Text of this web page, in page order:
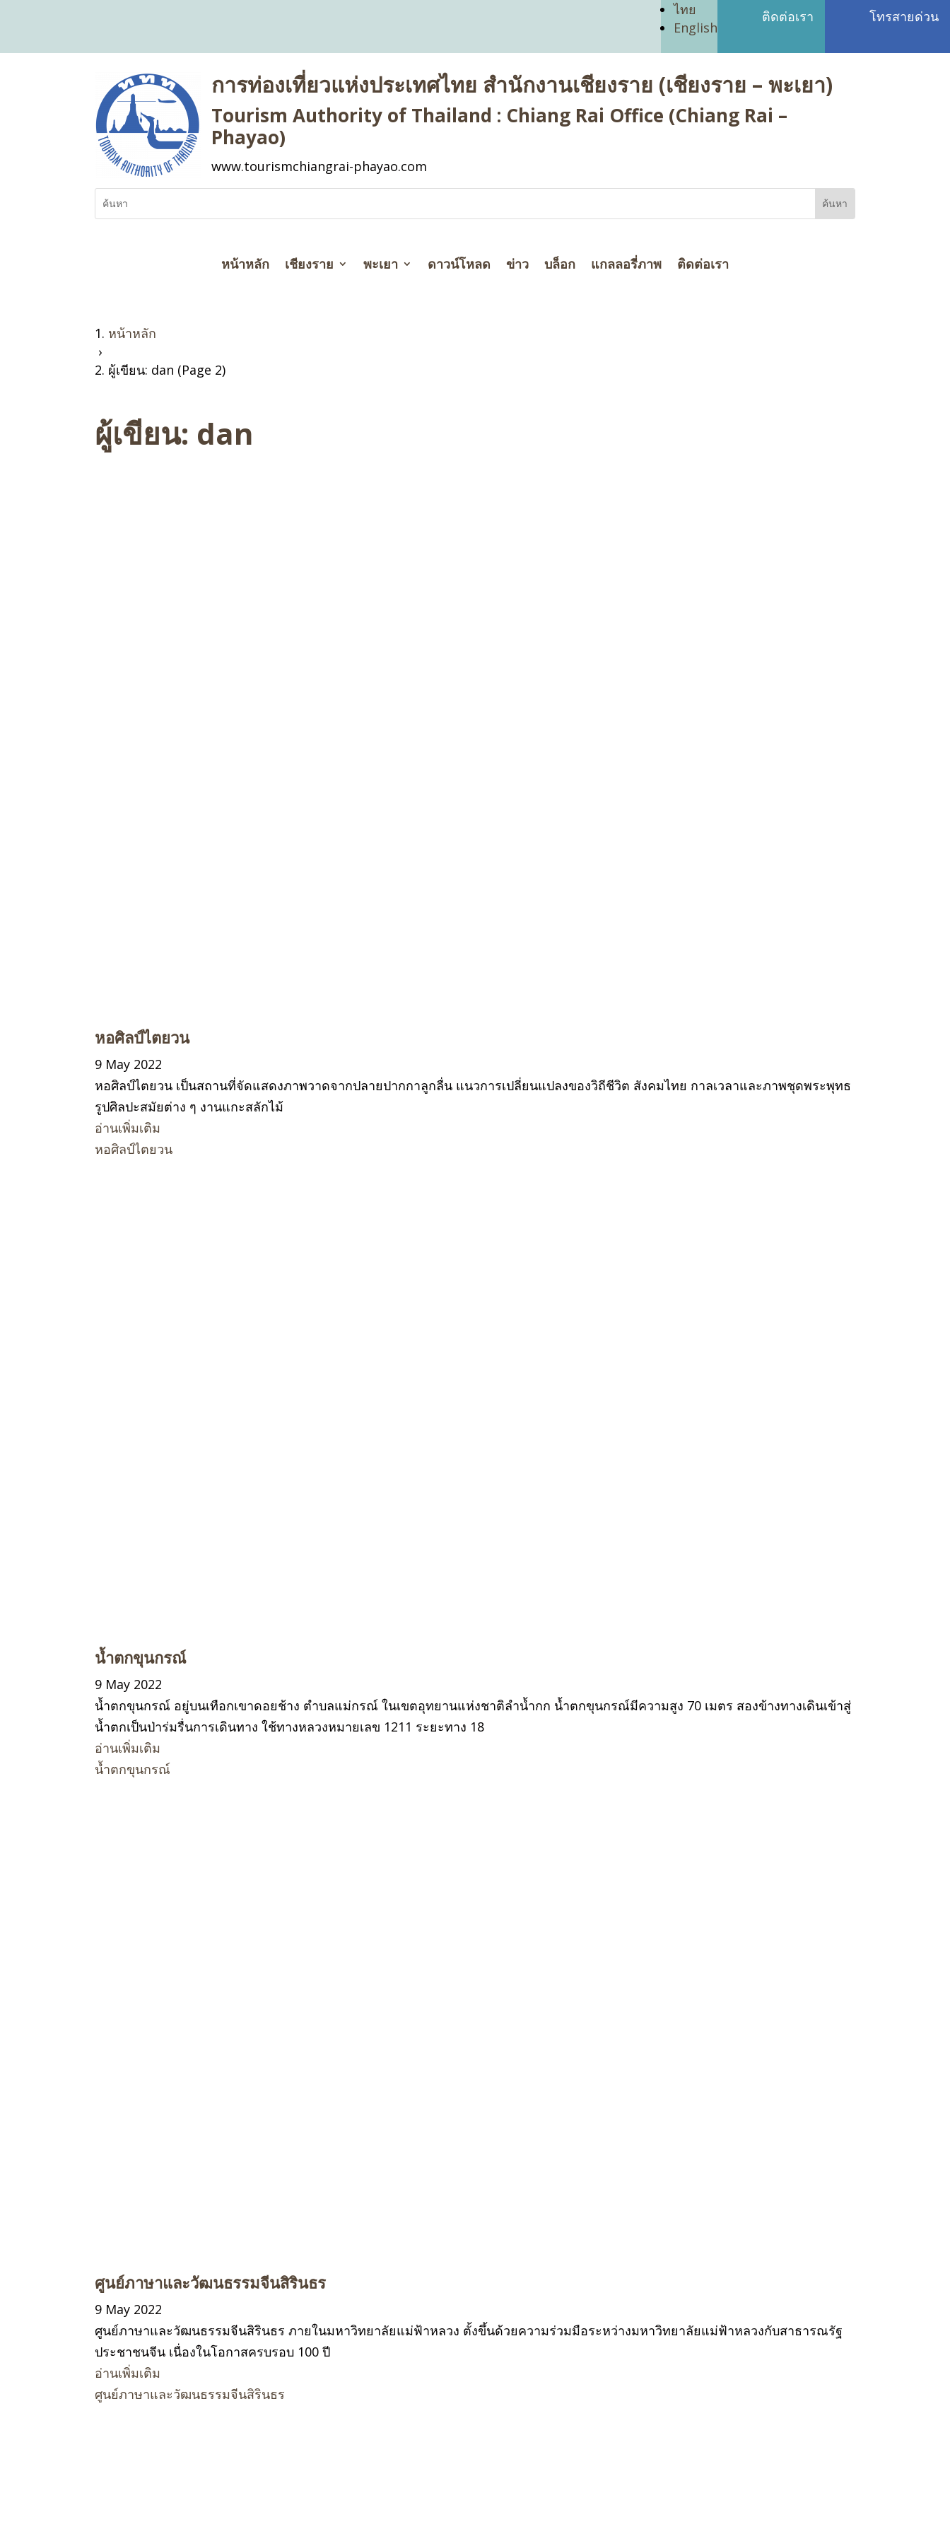
ไทย
English
ติดต่อเรา โทรสายด่วน
การท่องเที่ยวแห่งประเทศไทย สำนักงานเชียงราย (เชียงราย – พะเยา)
Tourism Authority of Thailand : Chiang Rai Office (Chiang Rai –
Phayao)
www.tourismchiangrai-phayao.com
หน้าหลัก เชียงราย พะเยา ดาวน์โหลด ข่าว บล็อก แกลลอรี่ภาพ ติดต่อเรา
หน้าหลัก
›
ผู้เขียน: dan (Page 2)
ผู้เขียน: dan
หอศิลป์ไตยวน
9 May 2022
หอศิลป์ไตยวน เป็นสถานที่จัดแสดงภาพวาดจากปลายปากกาลูกลื่น แนวการเปลี่ยนแปลงของวิถีชีวิต สังคมไทย กาลเวลาและภาพชุดพระพุทธ
รูปศิลปะสมัยต่าง ๆ งานแกะสลักไม้
อ่านเพิ่มเติม
หอศิลป์ไตยวน
น้ำตกขุนกรณ์
9 May 2022
น้ำตกขุนกรณ์ อยู่บนเทือกเขาดอยช้าง ตำบลแม่กรณ์ ในเขตอุทยานแห่งชาติลำน้ำกก น้ำตกขุนกรณ์มีความสูง 70 เมตร สองข้างทางเดินเข้าสู่
น้ำตกเป็นป่าร่มรื่นการเดินทาง ใช้ทางหลวงหมายเลข 1211 ระยะทาง 18
อ่านเพิ่มเติม
น้ำตกขุนกรณ์
ศูนย์ภาษาและวัฒนธรรมจีนสิรินธร
9 May 2022
ศูนย์ภาษาและวัฒนธรรมจีนสิรินธร ภายในมหาวิทยาลัยแม่ฟ้าหลวง ตั้งขึ้นด้วยความร่วมมือระหว่างมหาวิทยาลัยแม่ฟ้าหลวงกับสาธารณรัฐ
ประชาชนจีน เนื่องในโอกาสครบรอบ 100 ปี
อ่านเพิ่มเติม
ศูนย์ภาษาและวัฒนธรรมจีนสิรินธร